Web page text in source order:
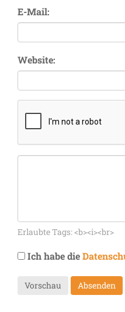
E-Mail:
Website:
Erlaubte Tags: <b><i><br>
Ich habe die
Vorschau Absenden